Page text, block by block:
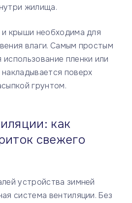
жилища.
и крыши необходима для
влаги. Самым простым
пленки или
поверх
грунтом.
как
свежего
устройства зимней
система вентиляции. Без